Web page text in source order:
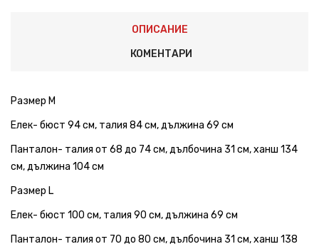
ОПИСАНИЕ
КОМЕНТАРИ
Размер M
Елек- бюст 94 см, талия 84 см, дължина 69 см
Панталон- талия от 68 до 74 см, дълбочина 31 см, ханш 134
см, дължина 104 см
Размер L
Елек- бюст 100 см, талия 90 см, дължина 69 см
Панталон- талия от 70 до 80 см, дълбочина 31 см, ханш 138